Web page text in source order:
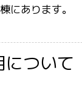
にあります。
ついて